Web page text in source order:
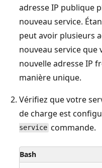
adresse IP publique
nouveau service.
peut avoir plusieurs
nouveau service
nouvelle adresse IP
manière unique.
Vérifiez que votre
de charge est
service commande.
Bash